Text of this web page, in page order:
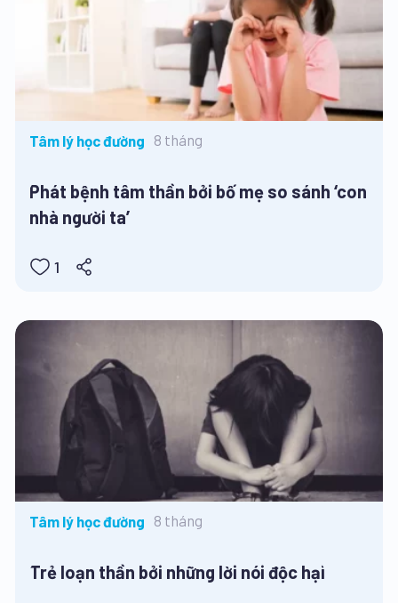
Tâm lý học đường 8 tháng
Phát bệnh tâm thần bởi bố mẹ so sánh ‘con
nhà người ta’
1
Tâm lý học đường 8 tháng
Trẻ loạn thần bởi những lời nói độc hại